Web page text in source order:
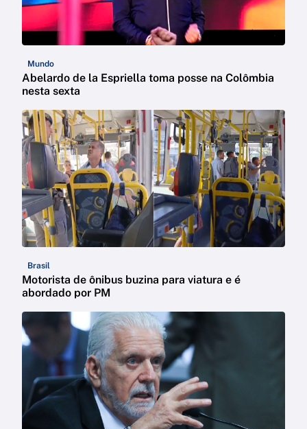
Mundo
Abelardo de la Espriella toma posse na Colômbia
nesta sexta
Brasil
Motorista de ônibus buzina para viatura e é
abordado por PM